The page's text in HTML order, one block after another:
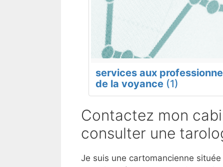
services aux
de la voyance (1)
Contactez mon
consulter une
Je suis une cartomancienne